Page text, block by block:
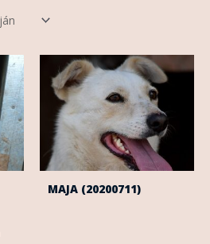
MAJA (20200711)